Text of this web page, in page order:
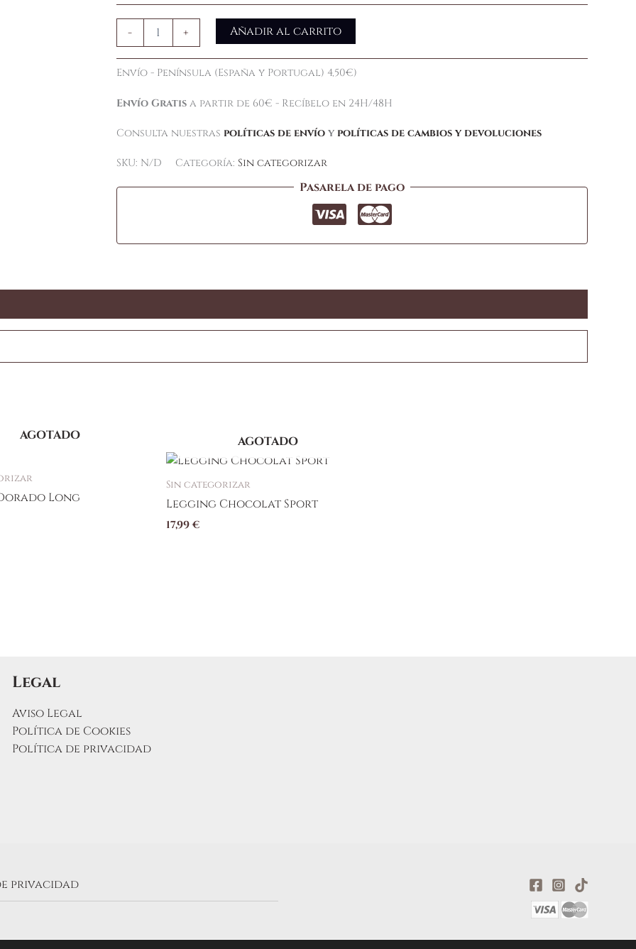
- + Añadir al carrito
Envío - Península (España y Portugal) 4,50€)
Envío Gratisa partir de 60€ - Recíbelo en 24H/48H
Consulta nuestras políticas de envíoy políticas de cambios y devoluciones
SKU: N/D Categoría: Sin categorizar
Pasarela de pago
AGOTADO
Long
AGOTADO
Sin categorizar
Legging Chocolat Sport
17,99€
Este
producto
tiene
múltiples
variantes.
Legal
Aviso Legal
Política de Cookies
Política de privacidad
privacidad